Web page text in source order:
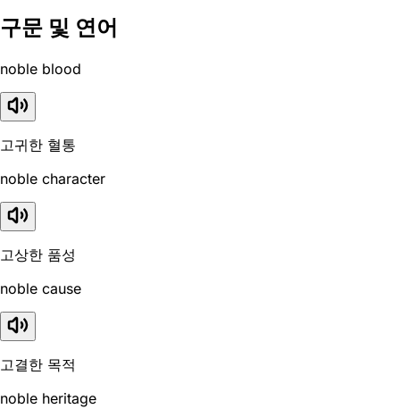
구문 및 연어
noble blood
고귀한 혈통
noble character
고상한 품성
noble cause
고결한 목적
noble heritage